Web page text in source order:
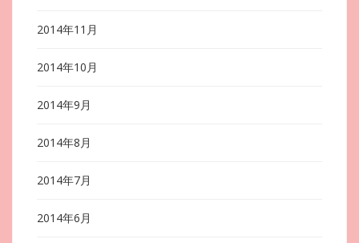
2014年11月
2014年10月
2014年9月
2014年8月
2014年7月
2014年6月